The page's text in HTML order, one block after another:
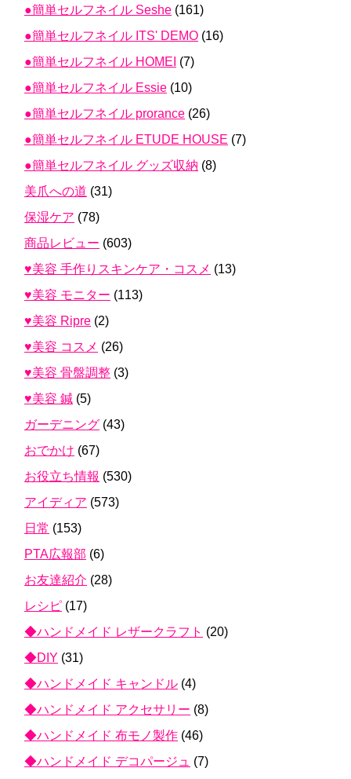
●簡単セルフネイル Seshe (161)
●簡単セルフネイル ITS' DEMO (16)
●簡単セルフネイル HOMEI (7)
●簡単セルフネイル Essie (10)
●簡単セルフネイル prorance (26)
●簡単セルフネイル ETUDE HOUSE (7)
●簡単セルフネイル グッズ収納 (8)
美爪への道 (31)
保湿ケア (78)
商品レビュー (603)
♥美容 手作りスキンケア・コスメ (13)
♥美容 モニター (113)
♥美容 Ripre (2)
♥美容 コスメ (26)
♥美容 骨盤調整 (3)
♥美容 鍼 (5)
ガーデニング (43)
おでかけ (67)
お役立ち情報 (530)
アイディア (573)
日常 (153)
PTA広報部 (6)
お友達紹介 (28)
レシピ (17)
◆ハンドメイド レザークラフト (20)
◆DIY (31)
◆ハンドメイド キャンドル (4)
◆ハンドメイド アクセサリー (8)
◆ハンドメイド 布モノ製作 (46)
◆ハンドメイド デコパージュ (7)